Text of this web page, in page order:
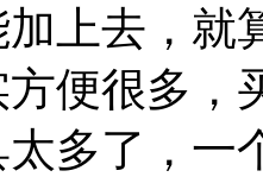
上去，就
方便很多，
太多了，一